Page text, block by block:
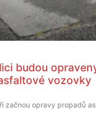
budou
vozovky
začnou opravy propadů